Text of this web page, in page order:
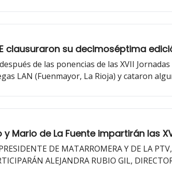
clausuraron su decimoséptima
de las ponencias de las XVII
LAN (Fuenmayor, La Rioja) y cataron
Mario de La Fuente impartirán las
DE MATARROMERA Y DE LA
ALEJANDRA RUBIO GIL,